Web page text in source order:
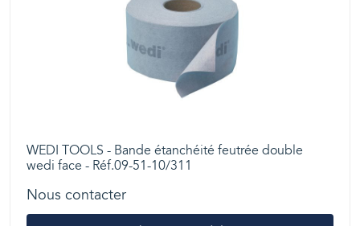
WEDI TOOLS - Bande étanchéité feutrée double
wedi face - Réf.09-51-10/311
Nous contacter